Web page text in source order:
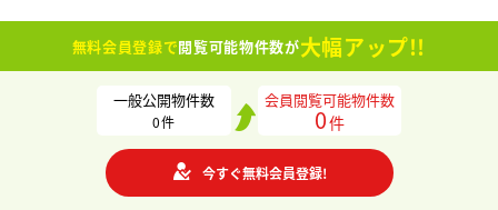
無料会員登録で閲覧可能物件数が大幅アップ!!
一般公開物件数
0件
会員閲覧可能物件数
0件
今すぐ無料会員登録!